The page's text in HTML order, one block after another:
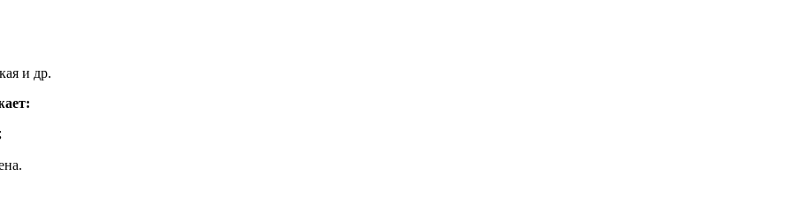
и др.